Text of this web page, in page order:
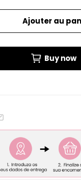
Ajouter au
Buy now